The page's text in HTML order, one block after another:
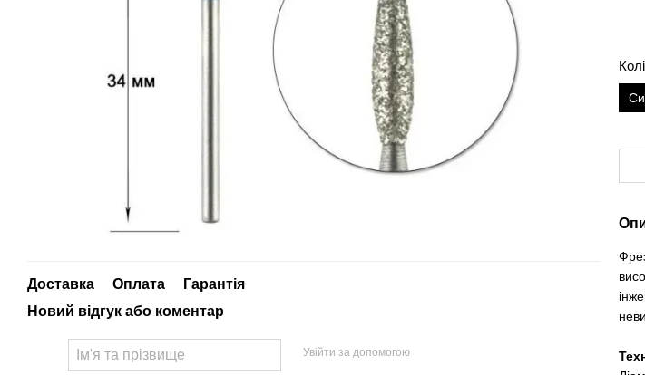
Доставка Оплата
Гарантія
Новий відгук або коментар
Увійти за допомогою